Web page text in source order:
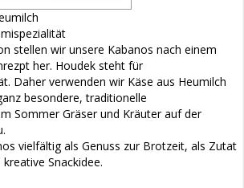
stellen wir unsere Kabanos nach einem
her. Houdek steht für
Daher verwenden wir Käse aus Heumilch
besondere, traditionelle
Sommer Gräser und Kräuter auf der
vielfältig als Genuss zur Brotzeit, als Zutat
Snackidee.